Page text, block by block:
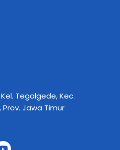
Tegalgede, Kec.
Jawa Timur